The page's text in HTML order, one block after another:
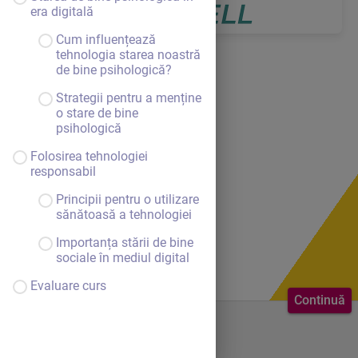
era digitală
Cum influențează
tehnologia starea noastră
de bine psihologică?
Strategii pentru a menține
o stare de bine
psihologică
Folosirea tehnologiei
responsabil
Principii pentru o utilizare
sănătoasă a tehnologiei
Importanța stării de bine
sociale în mediul digital
Evaluare curs
Continuă